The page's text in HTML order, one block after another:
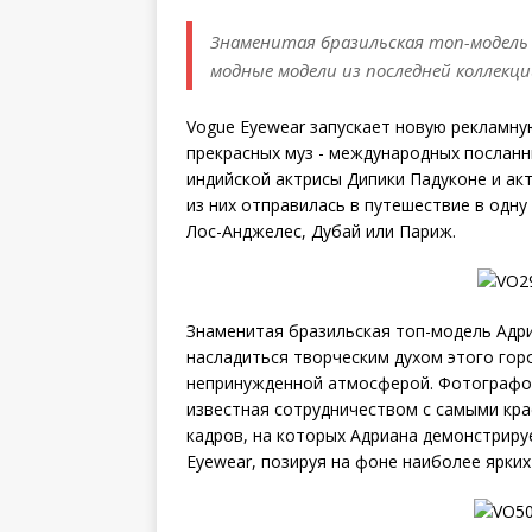
Знаменитая бразильская топ-
модные модели из последней
Vogue Eyewear запускает новую
прекрасных муз - международных
индийской актрисы Дипики Падуконе и
из них отправилась в путешествие в
Лос-Анджелес, Дубай или Париж.
Знаменитая бразильская топ-модель
насладиться творческим духом этого
непринужденной атмосферой.
известная сотрудничеством с самыми
кадров, на которых Адриана
Eyewear, позируя на фоне наиболее